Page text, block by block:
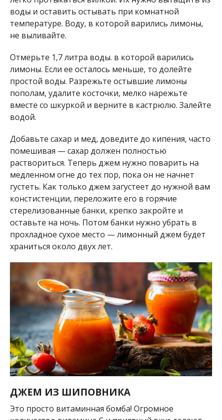
воды и оставить остывать при комнатной
температуре. Воду, в которой варились лимоны,
не выливайте.
Отмерьте 1,7 литра воды. в которой варились
лимоны. Если ее осталось меньше, то долейте
простой воды. Разрежьте остывшие лимоны
пополам, удалите косточки, мелко нарежьте
вместе со шкуркой и верните в кастрюлю. Залейте
водой.
Добавьте сахар и мед, доведите до кипения, часто
помешивая — сахар должен полностью
раствориться. Теперь джем нужно поварить на
медленном огне до тех пор, пока он не начнет
густеть. Как только джем загустеет до нужной вам
констистенции, переложите его в горячие
стерелизованные банки, крепко закройте и
оставьте на ночь. Потом банки нужно убрать в
прохладное сухое место — лимонный джем будет
храниться около двух лет.
ДЖЕМ ИЗ ШИПОВНИКА
Это просто витаминная бомба! Огромное